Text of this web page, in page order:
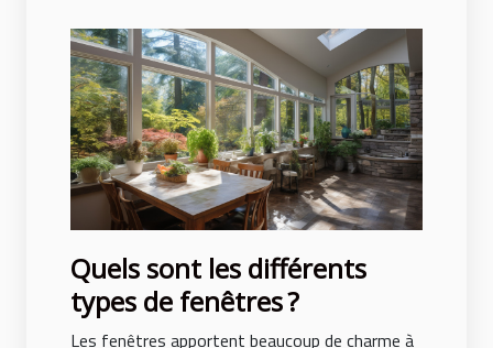
Quels sont les différents
types de fenêtres ?
Les fenêtres apportent beaucoup de charme à